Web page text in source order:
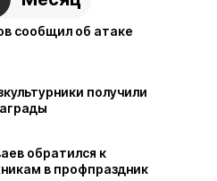
сообщил об атаке
получили
обратился к
в профпраздник